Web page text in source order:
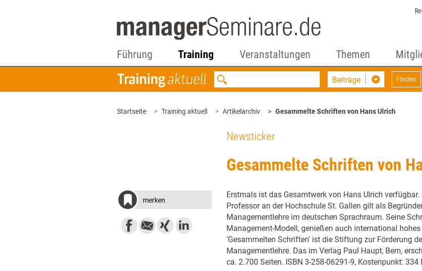
Führung Training Veranstaltungen Themen
Beiträge Finden
Startseite Training aktuell Artikelarchiv Gesammelte Schriften von Hans Ulrich
Newsticker
Gesammelte Schriften von
merken
Erstmals ist das Gesamtwerk von Hans Ulrich
Professor an der Hochschule St. Gallen gilt als
Managementlehre im deutschen Sprachraum. Seine
Management-Modell, genießen auch international hohes
'Gesammelten Schriften' ist die Stiftung zur Förderung
Managementlehre. Das im Verlag Paul Haupt, Bern,
ca. 2.700 Seiten. ISBN 3-258-06291-9, Kostenpunkt: 334